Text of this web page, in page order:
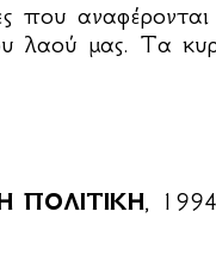
που
λαού μας. Τα
ΠΟΛΙΤΙΚΗ, 1994